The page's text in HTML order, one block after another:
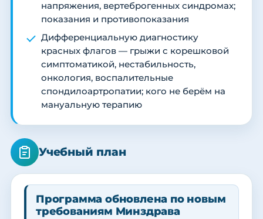
напряжения, вертеброгенных синдромах;
показания и противопоказания
Дифференциальную диагностику
красных флагов — грыжи с корешковой
симптоматикой, нестабильность,
онкология, воспалительные
спондилоартропатии; кого не берём на
мануальную терапию
Учебный план
Программа обновлена по новым
требованиям Минздрава